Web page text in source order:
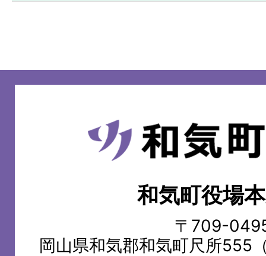
和
気
和気町役場
〒709-
岡山県和気郡和気町尺所555